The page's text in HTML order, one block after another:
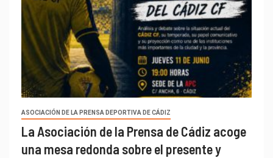
ASOCIACIÓN DE LA PRENSA DEPORTIVA DE CÁDIZ
La Asociación de la Prensa de Cádiz acoge
una mesa redonda sobre el presente y